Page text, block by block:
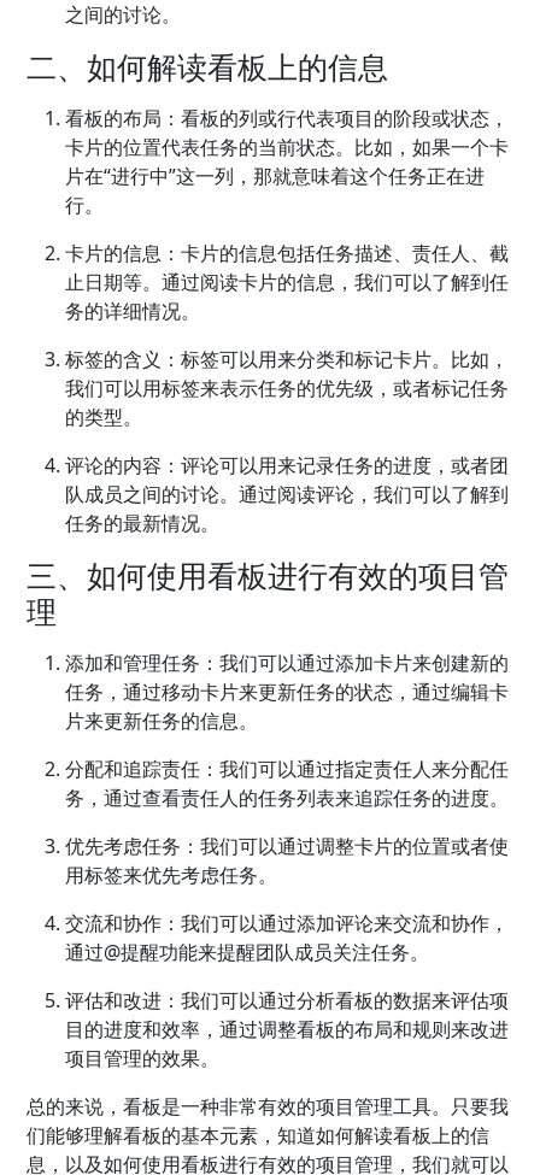
之间的讨论。
二、如何解读看板上的信息
看板的布局：看板的列或行代表项目的阶段或状态，
卡片的位置代表任务的当前状态。比如，如果一个卡
片在“进行中”这一列，那就意味着这个任务正在进
行。
卡片的信息：卡片的信息包括任务描述、责任人、截
止日期等。通过阅读卡片的信息，我们可以了解到任
务的详细情况。
标签的含义：标签可以用来分类和标记卡片。比如，
我们可以用标签来表示任务的优先级，或者标记任务
的类型。
评论的内容：评论可以用来记录任务的进度，或者团
队成员之间的讨论。通过阅读评论，我们可以了解到
任务的最新情况。
三、如何使用看板进行有效的项目管
理
添加和管理任务：我们可以通过添加卡片来创建新的
任务，通过移动卡片来更新任务的状态，通过编辑卡
片来更新任务的信息。
分配和追踪责任：我们可以通过指定责任人来分配任
务，通过查看责任人的任务列表来追踪任务的进度。
优先考虑任务：我们可以通过调整卡片的位置或者使
用标签来优先考虑任务。
交流和协作：我们可以通过添加评论来交流和协作，
通过@提醒功能来提醒团队成员关注任务。
评估和改进：我们可以通过分析看板的数据来评估项
目的进度和效率，通过调整看板的布局和规则来改进
项目管理的效果。
总的来说，看板是一种非常有效的项目管理工具。只要我
们能够理解看板的基本元素，知道如何解读看板上的信
息，以及如何使用看板进行有效的项目管理，我们就可以